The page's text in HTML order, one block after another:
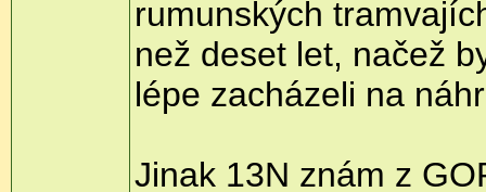
rumunských
než deset let, načež
lépe zacházeli na
Jinak 13N znám z